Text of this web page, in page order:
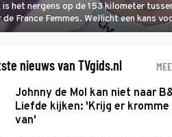
is het nergens op de 153 kilometer
de France Femmes. Wellicht een kans
nieuws van TVgids.nl
Johnny de Mol kan niet naar
Liefde kijken: 'Krijg er kromme
van'